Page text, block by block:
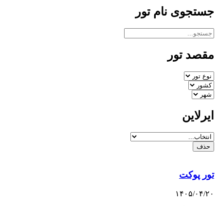
جستجوی نام تور
مقصد تور
ایرلاین
حذف
تور پوکت
۱۴۰۵/۰۴/۲۰